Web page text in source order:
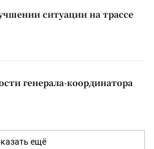
ситуации на трассе
генерала-координатора
ещё